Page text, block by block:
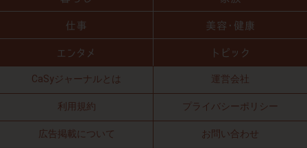
CaSyジャーナルとは 運営会社
利用規約 プライバシーポリシー
広告掲載について お問い合わせ